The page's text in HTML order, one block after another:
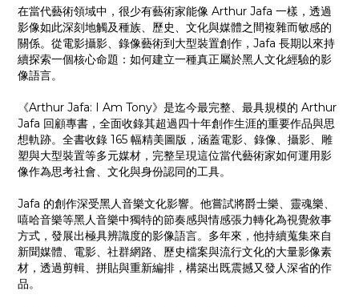
在當代藝術領域中，很少有藝術家能像 Arthur Jafa 一樣，透過
影像如此深刻地觸及種族、歷史、文化與媒體之間複雜而敏感的
關係。從電影攝影、錄像藝術到大型裝置創作，Jafa 長期以來持
續探索一個核心命題：如何建立一種真正屬於黑人文化經驗的影
像語言。
《Arthur Jafa: I Am Tony》是迄今最完整、最具規模的 Arthur
Jafa 回顧專書，全面收錄其超過四十年創作生涯的重要作品與思
想軌跡。全書收錄 165 幅精美圖版，涵蓋電影、錄像、攝影、雕
塑與大型裝置等多元媒材，完整呈現這位當代藝術家如何運用影
像作為思考社會、文化與身份認同的工具。
Jafa 的創作深受黑人音樂文化影響。他嘗試將爵士樂、靈魂樂、
嘻哈音樂等黑人音樂中獨特的節奏感與情感張力轉化為視覺敘事
方式，發展出極具辨識度的影像語言。多年來，他持續蒐集來自
新聞媒體、電影、社群網路、歷史檔案與流行文化的大量影像素
材，透過剪輯、拼貼與重新編排，構築出既震撼又發人深省的作
品。